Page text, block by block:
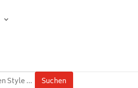
Suchen